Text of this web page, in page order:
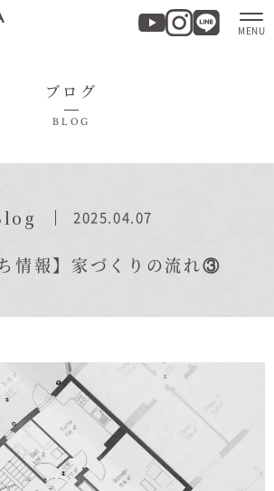
声
ブログ
BLOG
2025.04.07
情報】家づくりの流れ③